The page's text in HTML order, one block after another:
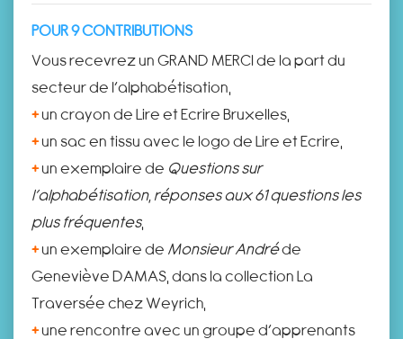
POUR 9 CONTRIBUTIONS
Vous recevrez un GRAND MERCI de la part du
secteur de l’alphabétisation,
+un crayon de Lire et Ecrire Bruxelles,
+un sac en tissu avec le logo de Lire et Ecrire,
+un exemplaire de Questions sur
l’alphabétisation, réponses aux 61 questions les
plus fréquentes,
+un exemplaire de Monsieur Andréde
Geneviève DAMAS, dans la collection La
Traversée chez Weyrich,
+une rencontre avec un groupe d’apprenants